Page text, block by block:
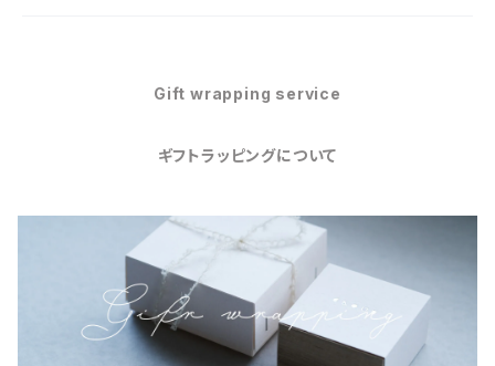
Gift wrapping service
ギフトラッピングについて